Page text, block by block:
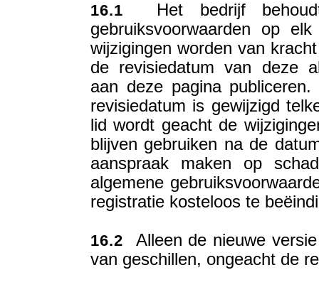
16.1 Het bedrijf
gebruiksvoorwaarden op
wijzigingen worden van
de revisiedatum van deze
aan deze pagina
revisiedatum is gewijzigd
lid wordt geacht de
blijven gebruiken na de
aanspraak maken op
algemene
registratie kosteloos te
16.2 Alleen de nieuwe
van geschillen, ongeacht de